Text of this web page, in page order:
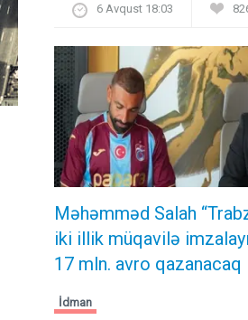
6 Avqust 18:03
Məhəmməd Salah
iki illik müqavilə
17 mln. avro qazanacaq
İdman